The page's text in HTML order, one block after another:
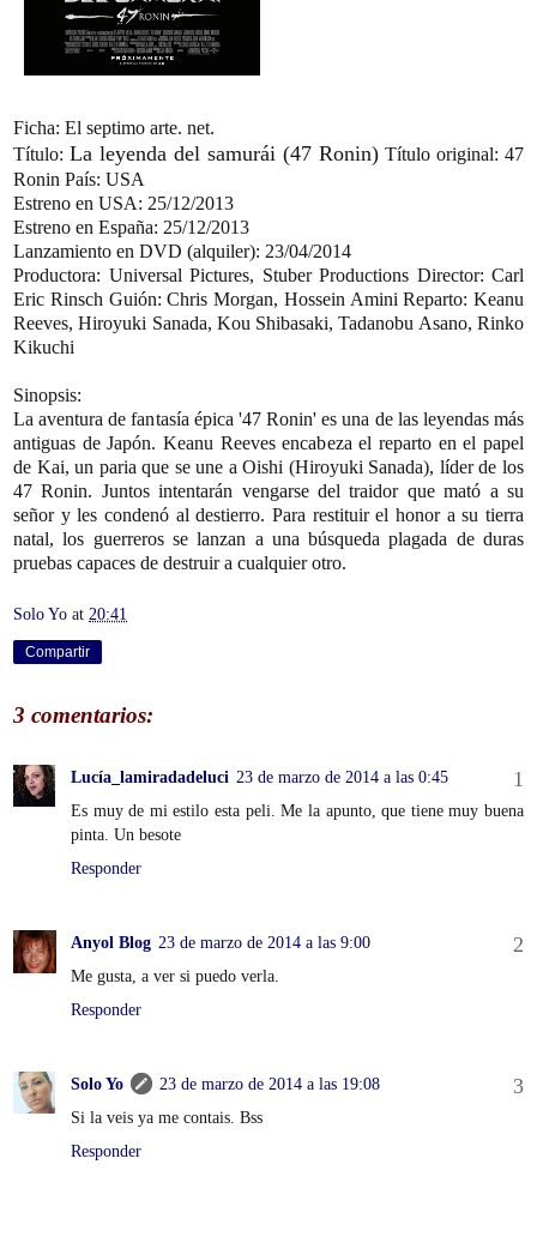
Ficha: El septimo arte. net.
Título: La leyenda del samurái (47 Ronin) Título original: 47
Ronin País: USA
Estreno en USA: 25/12/2013
Estreno en España: 25/12/2013
Lanzamiento en DVD (alquiler): 23/04/2014
Productora: Universal Pictures, Stuber Productions Director: Carl
Eric Rinsch Guión: Chris Morgan, Hossein AminiReparto: Keanu
Reeves, Hiroyuki Sanada, Kou Shibasaki, Tadanobu Asano, Rinko
Kikuchi
Sinopsis:
La aventura de fantasía épica '47 Ronin' es una de las leyendas más
antiguas de Japón. Keanu Reeves encabeza el reparto en el papel
de Kai, un paria que se une a Oishi (Hiroyuki Sanada), líder de los
47 Ronin. Juntos intentarán vengarse del traidor que mató a su
señor y les condenó al destierro. Para restituir el honor a su tierra
natal, los guerreros se lanzan a una búsqueda plagada de duras
pruebas capaces de destruir a cualquier otro.
Solo Yo at 20:41
Compartir
3 comentarios:
Lucía_lamiradadeluci 23 de marzo de 2014 a las 0:45
Es muy de mi estilo esta peli. Me la apunto, que tiene muy buena
pinta. Un besote
Responder
Anyol Blog 23 de marzo de 2014 a las 9:00
Me gusta, a ver si puedo verla.
Responder
Solo Yo
23 de marzo de 2014 a las 19:08
Si la veis ya me contais. Bss
Responder